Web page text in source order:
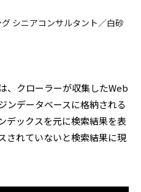
シニアコンサルタント／白砂
、クローラーが収集したWeb
ンデータベースに格納される
デックスを元に検索結果を表
されていないと検索結果に現